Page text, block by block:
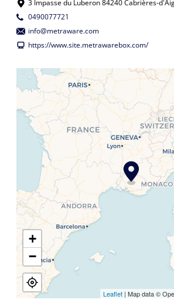
3 Impasse du Luberon 84240 Cabrières-
0490077721
info@metraware.com
https://www.site.metrawarebox.com/
+
−
Leaflet| Map data ©